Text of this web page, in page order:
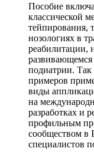
Пособие
классической
тейпирования,
нозологиях в
реабилитации,
подиатрии. Так
примеров
виды
на
разработках и
профильным
сообществом в
специалистов